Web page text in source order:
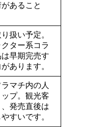
があること
扱い予定。
ター系コラ
早期完売す
あります。
マチ内の人
プ。観光客
、発売直後は
すいです。